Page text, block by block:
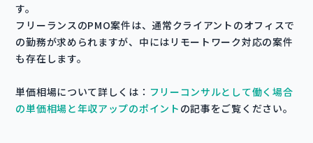
す。
フリーランスのPMO案件は、通常クライアントのオフィスで
の勤務が求められますが、中にはリモートワーク対応の案件
も存在します。
単価相場について詳しくは： フリーコンサルとして働く場合
の単価相場と年収アップのポイント の記事をご覧ください。